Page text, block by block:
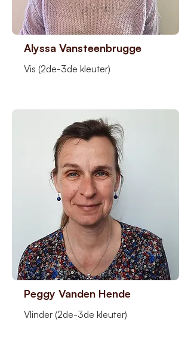
Alyssa Vansteenbrugge
Vis (2de-3de kleuter)
Peggy Vanden Hende
Vlinder (2de-3de kleuter)